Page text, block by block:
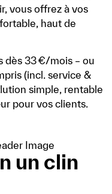
vous offrez à vos
haut de
dès 33 €/mois – ou
(incl. service &
simple, rentable
pour vos clients.
un clin